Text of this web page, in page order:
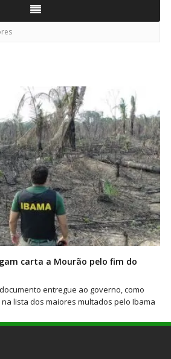
carta a Mourão pelo fim do
entregue ao governo, como
lista dos maiores multados pelo Ibama